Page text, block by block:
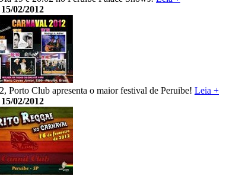
15/02/2012
Porto Club apresenta o maior festival de Peruibe! Leia +
15/02/2012